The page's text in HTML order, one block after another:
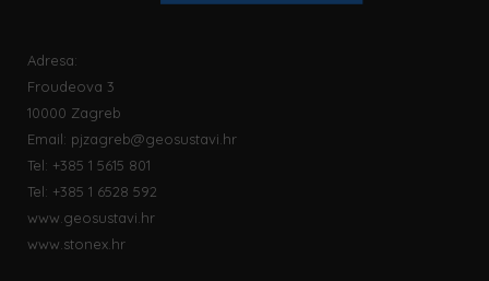
Adresa:
Froudeova 3
10000 Zagreb
Email: pjzagreb@geosustavi.hr
Tel: +385 1 5615 801
Tel: +385 1 6528 592
www.geosustavi.hr
www.stonex.hr